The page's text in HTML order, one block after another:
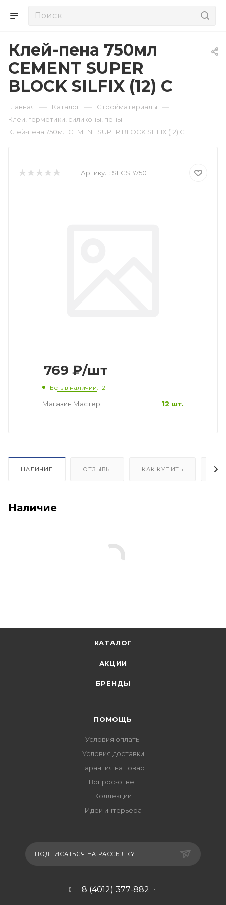
Клей-пена 750мл
CEMENT SUPER
BLOCK SILFIX (12) С
Главная — Каталог — Стройматериалы —
Клеи, герметики, силиконы, пены —
Клей-пена 750мл CEMENT SUPER BLOCK SILFIX (12) С
Артикул: SFCSB750
769 ₽/шт
Есть в наличии: 12
Магазин Мастер 12 шт.
НАЛИЧИЕ ОТЗЫВЫ КАК КУПИТЬ
Наличие
КАТАЛОГ
АКЦИИ
БРЕНДЫ
ПОМОЩЬ
Условия оплаты
Условия доставки
Гарантия на товар
Вопрос-ответ
Коллекции
Идеи интерьера
ПОДПИСАТЬСЯ НА РАССЫЛКУ
8 (4012) 377-882